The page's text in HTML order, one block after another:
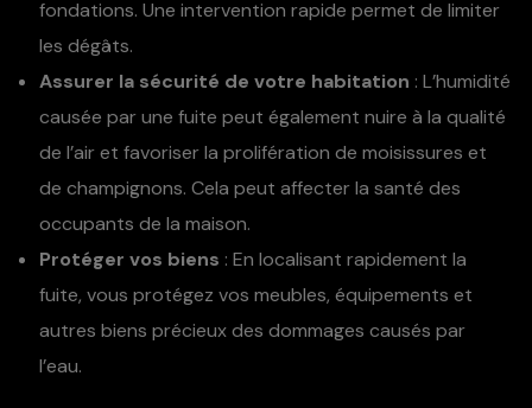
fondations. Une intervention rapide permet de limiter
les dégâts.
Assurer la sécurité de votre habitation : L’humidité
causée par une fuite peut également nuire à la qualité
de l’air et favoriser la prolifération de moisissures et
de champignons. Cela peut affecter la santé des
occupants de la maison.
Protéger vos biens : En localisant rapidement la
fuite, vous protégez vos meubles, équipements et
autres biens précieux des dommages causés par
l’eau.